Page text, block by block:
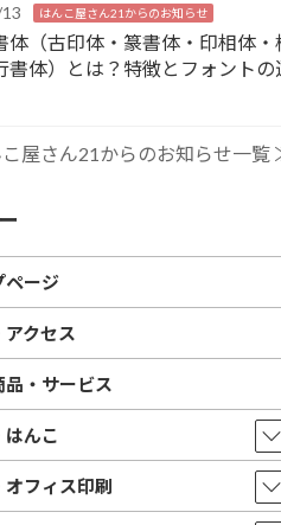
はんこ屋さん21からのお知らせ
体（古印体・篆書体・印相体・
書体）とは？特徴とフォントの
こ屋さん21からのお知らせ一覧
ページ
アクセス
品・サービス
はんこ
オフィス印刷